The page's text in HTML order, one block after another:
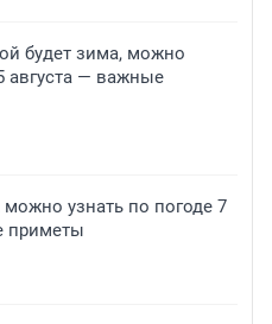
будет зима, можно
августа — важные
узнать по погоде 7
приметы